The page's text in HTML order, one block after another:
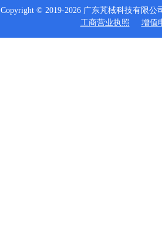
Copyright © 2019-2026 广东芃棫科技有限
工商营业执照
增值